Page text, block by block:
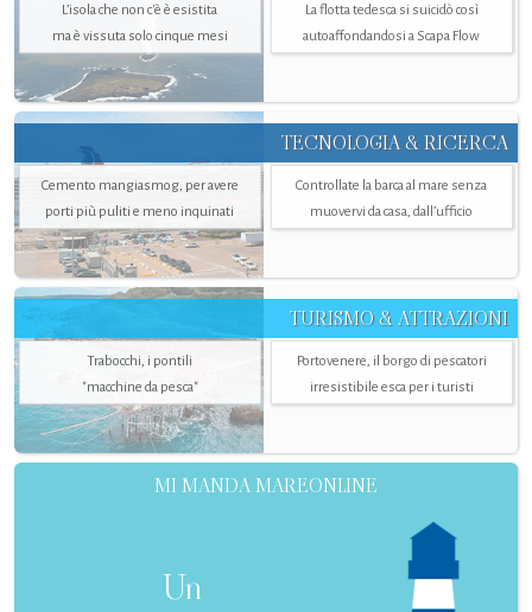
L’isola che non c'è è esistita
ma è vissuta solo cinque mesi
La flotta tedesca si suicidò così
autoaffondandosi a Scapa Flow
TECNOLOGIA & RICERCA
Cemento mangiasmog, per avere
porti più puliti e meno inquinati
Controllate la barca al mare senza
muovervi da casa, dall’ufficio
TURISMO & ATTRAZIONI
Trabocchi, i pontili
"macchine da pesca"
Portovenere, il borgo di pescatori
irresistibile esca per i turisti
MI MANDA MAREONLINE
Un